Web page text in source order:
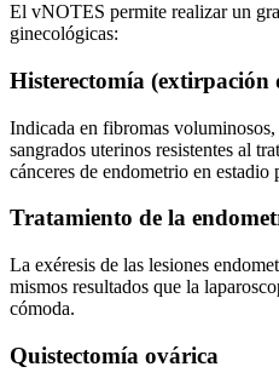
El vNOTES permite realizar un
ginecológicas:
Histerectomía (extirpación
Indicada en fibromas
sangrados uterinos resistentes al
cánceres de endometrio en estadio
Tratamiento de la
La exéresis de las lesiones
mismos resultados que la
cómoda.
Quistectomía ovárica